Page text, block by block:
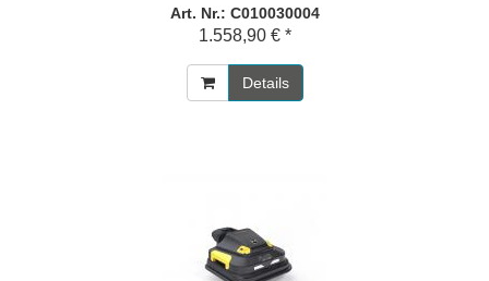
Art. Nr.: C010030004
1.558,90 € *
Details